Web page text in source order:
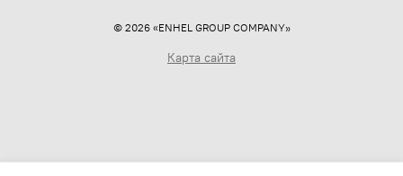
© 2026 «ENHEL GROUP COMPANY»
Карта сайта